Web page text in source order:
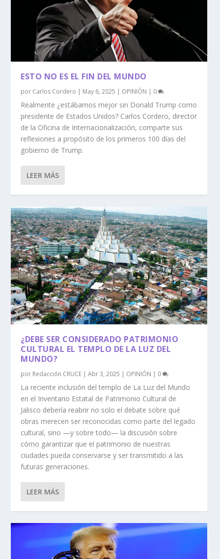
ESTO NO ES EL FIN DEL MUNDO
por Carlos Cordero | May 6, 2025 | OPINIÓN | 0
Realmente ¿estábamos mejor sin Donald Trump como
presidente de Estados Unidos? Carlos Cordero, director
de la Oficina de Internacionalización, comparte sus
reflexiones a propósito de los primeros 100 días del
gobierno de Trump.
LEER MÁS
¿DEBE SER CONSIDERADO PATRIMONIO
CULTURAL EL TEMPLO DE LA LUZ DEL
MUNDO?
por Redacción CRUCE |Abr 3, 2025 | OPINIÓN | 0
La reciente inclusión del templo de La Luz del Mundo
en el Inventario Estatal de Patrimonio Cultural de
Jalisco debería reabrir no solo el debate sobre qué
obras merecen ser reconocidas como parte del legado
cultural, sino —y sobre todo— la discusión sobre
cómo garantizar que el patrimonio de nuestras
ciudades pueda conservarse y ser transmitido a las
futuras generaciones.
LEER MÁS